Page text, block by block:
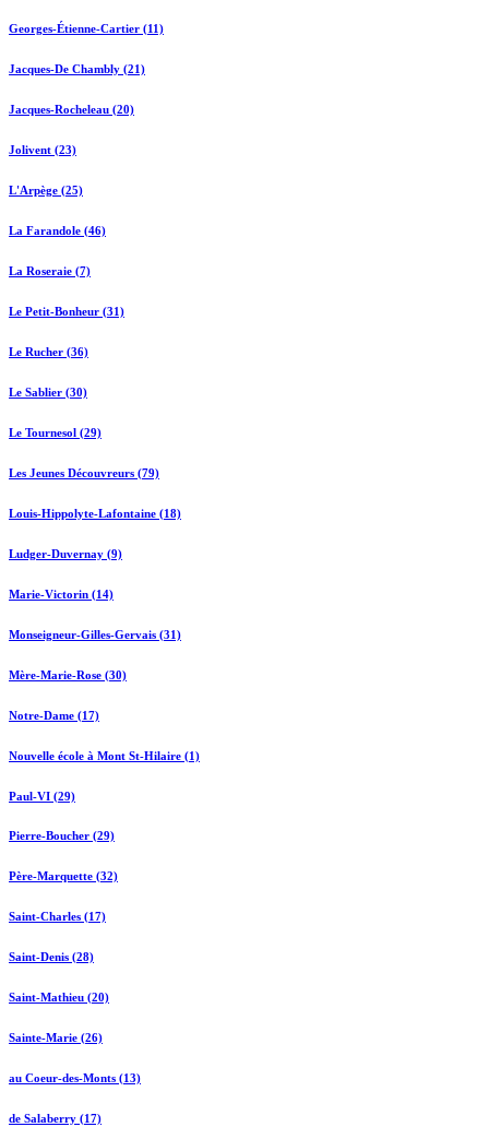
Georges-Étienne-Cartier (11)
Jacques-De Chambly (21)
Jacques-Rocheleau (20)
Jolivent (23)
L'Arpège (25)
La Farandole (46)
La Roseraie (7)
Le Petit-Bonheur (31)
Le Rucher (36)
Le Sablier (30)
Le Tournesol (29)
Les Jeunes Découvreurs (79)
Louis-Hippolyte-Lafontaine (18)
Ludger-Duvernay (9)
Marie-Victorin (14)
Monseigneur-Gilles-Gervais (31)
Mère-Marie-Rose (30)
Notre-Dame (17)
Nouvelle école à Mont St-Hilaire (1)
Paul-VI (29)
Pierre-Boucher (29)
Père-Marquette (32)
Saint-Charles (17)
Saint-Denis (28)
Saint-Mathieu (20)
Sainte-Marie (26)
au Coeur-des-Monts (13)
de Salaberry (17)